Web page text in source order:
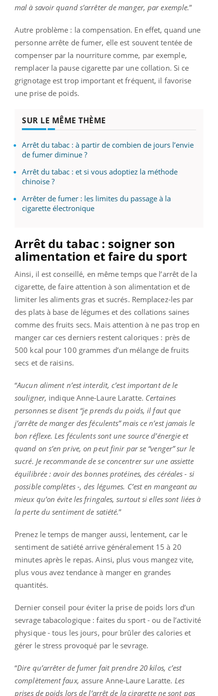
mal à savoir quand s’arrêter de manger, par exemple.”
Autre problème : la compensation. En effet, quand une
personne arrête de fumer, elle est souvent tentée de
compenser par la nourriture comme, par exemple,
remplacer la pause cigarette par une collation. Si ce
grignotage est trop important et fréquent, il favorise
une prise de poids.
SUR LE MÊME THÈME
Arrêt du tabac : à partir de combien de jours l’envie
de fumer diminue ?
Arrêt du tabac : et si vous adoptiez la méthode
chinoise ?
Arrêter de fumer : les limites du passage à la
cigarette électronique
Arrêt du tabac : soigner son
alimentation et faire du sport
Ainsi, il est conseillé, en même temps que l’arrêt de la
cigarette, de faire attention à son alimentation et de
limiter les aliments gras et sucrés. Remplacez-les par
des plats à base de légumes et des collations saines
comme des fruits secs. Mais attention à ne pas trop en
manger car ces derniers restent caloriques : près de
500 kcal pour 100 grammes d’un mélange de fruits
secs et de raisins.
“Aucun aliment n’est interdit, c’est important de le
souligner, indique Anne-Laure Laratte. Certaines
personnes se disent “je prends du poids, il faut que
j’arrête de manger des féculents” mais ce n’est jamais le
bon réflexe. Les féculents sont une source d’énergie et
quand on s’en prive, on peut finir par se “venger” sur le
sucré. Je recommande de se concentrer sur une assiette
équilibrée : avoir des bonnes protéines, des céréales - si
possible complètes -, des légumes. C’est en mangeant au
mieux qu’on évite les fringales, surtout si elles sont liées à
la perte du sentiment de satiété.”
Prenez le temps de manger aussi, lentement, car le
sentiment de satiété arrive généralement 15 à 20
minutes après le repas. Ainsi, plus vous mangez vite,
plus vous avez tendance à manger en grandes
quantités.
Dernier conseil pour éviter la prise de poids lors d’un
sevrage tabacologique : faites du sport - ou de l’activité
physique - tous les jours, pour brûler des calories et
gérer le stress provoqué par le sevrage.
“Dire qu’arrêter de fumer fait prendre 20 kilos, c’est
complètement faux, assure Anne-Laure Laratte. Les
prises de poids lors de l’arrêt de la cigarette ne sont pas